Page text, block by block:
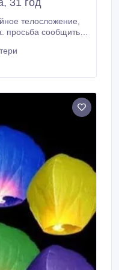
31 год
просьба сообщить
8924 284 10